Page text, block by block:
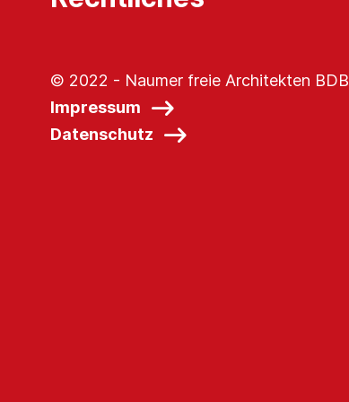
© 2022 - Naumer freie Architekten BDB
Impressum
Datenschutz